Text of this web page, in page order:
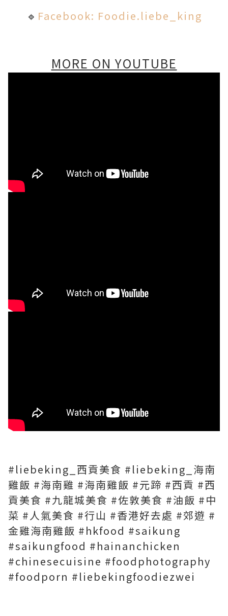
🔹 Facebook: Foodie.liebe_king
MORE ON YOUTUBE
#liebeking_西貢美食 #liebeking_海南
雞飯 #海南雞 #海南雞飯 #元蹄 #西貢 #西
貢美食 #九龍城美食 #佐敦美食 #油飯 #中
菜 #人氣美食 #行山 #香港好去處 #郊遊 #
金雞海南雞飯 #hkfood #saikung
#saikungfood #hainanchicken
#chinesecuisine #foodphotography
#foodporn #liebekingfoodiezwei